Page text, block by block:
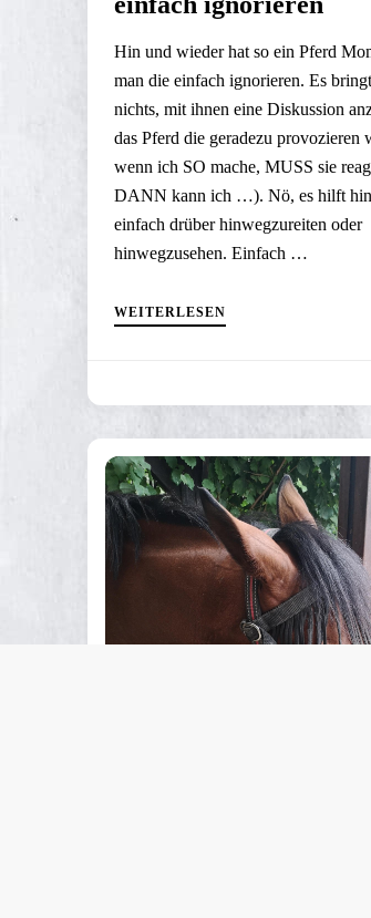
Hin und wieder hat so ein Pferd
man die einfach ignorieren. Es
nichts, mit ihnen eine Diskussion
das Pferd die geradezu
wenn ich SO mache, MUSS sie
DANN kann ich …). Nö, es hilft
einfach drüber hinwegzureiten oder
hinwegzusehen. Einfach …
WEITERLESEN